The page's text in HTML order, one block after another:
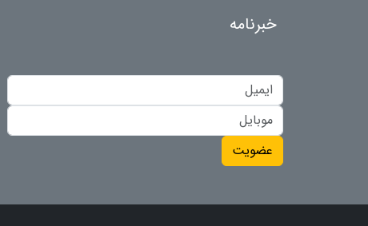
خبرنامه
عضویت